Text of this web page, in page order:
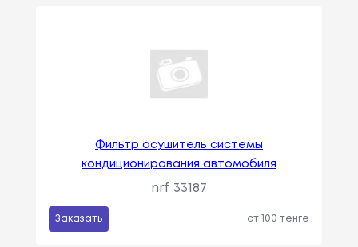
Фильтр осушитель системы
кондиционирования автомобиля
nrf 33187
Заказать от 100 тенге